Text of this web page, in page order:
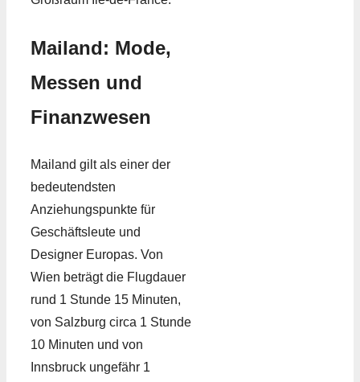
Mailand: Mode,
Messen und
Finanzwesen
Mailand gilt als einer der
bedeutendsten
Anziehungspunkte für
Geschäftsleute und
Designer Europas. Von
Wien beträgt die Flugdauer
rund 1 Stunde 15 Minuten,
von Salzburg circa 1 Stunde
10 Minuten und von
Innsbruck ungefähr 1